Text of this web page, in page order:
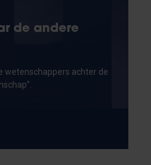
de andere
wetenschappers achter de